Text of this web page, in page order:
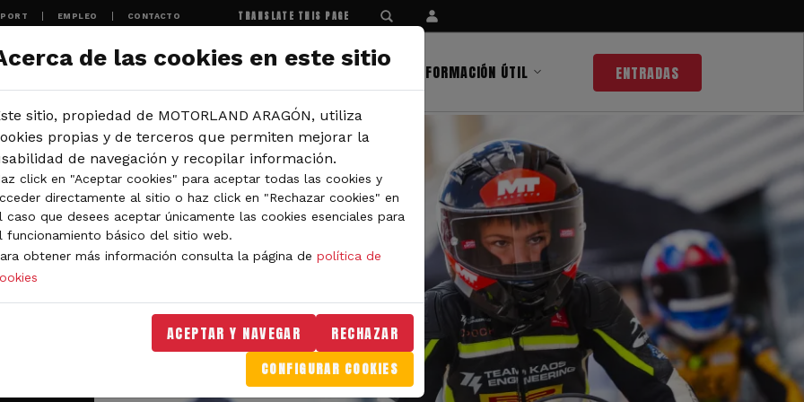
EMPLEO CONTACTO TRANSLATE THIS PAGE
MOTORLAND EXPERIENCIAS NOTICIAS INFORMACIÓN ÚTIL ENTRADAS
de las cookies en este sitio
sitio, propiedad de MOTORLAND ARAGÓN, utiliza
propias y de terceros que permiten mejorar la
de navegación y recopilar información.
click en "Aceptar cookies" para aceptar todas las cookies y
directamente al sitio o haz click en "Rechazar cookies" en
caso que desees aceptar únicamente las cookies esenciales para
funcionamiento básico del sitio web.
obtener más información consulta la página de política de
ACEPTAR Y NAVEGAR RECHAZAR
CONFIGURAR COOKIES